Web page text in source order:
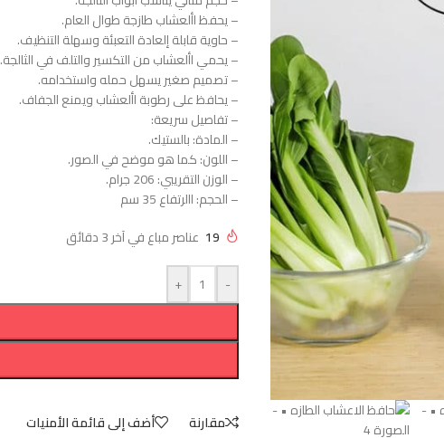
– يحفظ األعشاب طازجة طوال العام.
– حاوية قابلة إلعادة التعبئة وسهلة التنظيف.
– يحمي األعشاب من التكسير والتلف في الثالجة.
– تصميم صغير يسهل حمله واستخدامه.
– يحافظ على رطوبة األعشاب ويمنع الجفاف.
– تفاصيل سريعة:
– المادة: بالستيك.
– اللون: كما هو موضح في الصور.
– الوزن التقريبي: 206 جرام.
– الحجم: االرتفاع 35 سم
19 عناصر مباع في آخر 3 دقائق
-
+
مقارنة أضف إلى قائمة الأمنيات